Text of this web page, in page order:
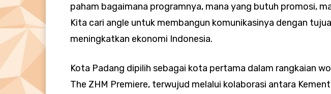
paham bagaimana programnya, mana yang butuh promosi,
Kita cari angle untuk membangun komunikasinya dengan
meningkatkan ekonomi Indonesia.
Kota Padang dipilih sebagai kota pertama dalam rangkaian
The ZHM Premiere, terwujud melalui kolaborasi antara